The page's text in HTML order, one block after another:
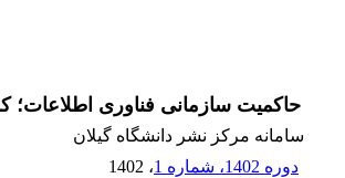
حاکمیت سازمانی فناوری
سامانه مرکز نشر دانشگاه گیلان
دوره 1402، شماره 1
، 1402